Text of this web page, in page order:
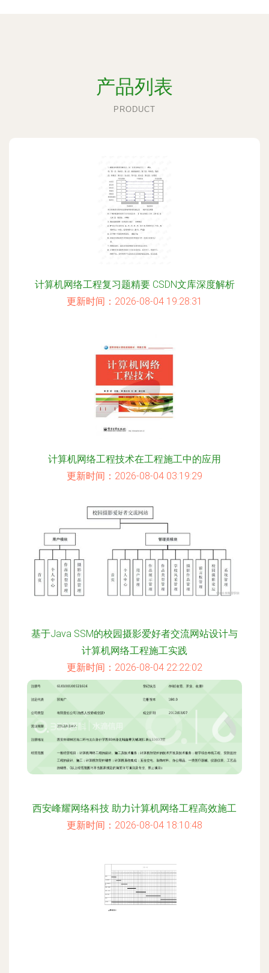
产品列表
PRODUCT
计算机网络工程复习题精要 CSDN文库深度解析
更新时间：2026-08-04 19:28:31
计算机网络工程技术在工程施工中的应用
更新时间：2026-08-04 03:19:29
基于Java SSM的校园摄影爱好者交流网站设计与
计算机网络工程施工实践
更新时间：2026-08-04 22:22:02
西安峰耀网络科技 助力计算机网络工程高效施工
更新时间：2026-08-04 18:10:48